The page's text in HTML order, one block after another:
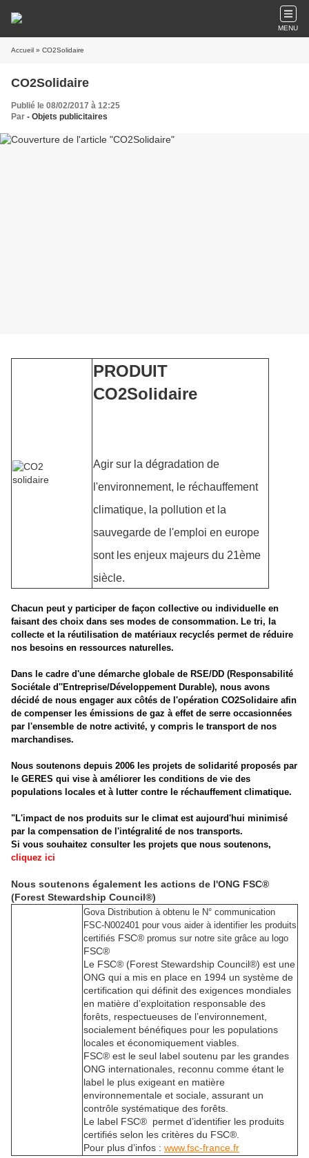
MENU
Accueil » CO2Solidaire
CO2Solidaire
Publié le 08/02/2017 à 12:25
Par - Objets publicitaires
PRODUIT
CO2Solidaire
Agir sur la dégradation de
l'environnement, le réchauffement
climatique, la pollution et la
sauvegarde de l'emploi en europe
sont les enjeux majeurs du 21ème
siècle.
Chacun peut y participer de façon collective ou individuelle en
faisant des choix dans ses modes de consommation. Le tri, la
collecte et la réutilisation de matériaux recyclés permet de réduire
nos besoins en ressources naturelles.
Dans le cadre d'une démarche globale de RSE/DD (Responsabilité
Sociétale d''Entreprise/Développement Durable), nous avons
décidé de nous engager aux côtés de l'opération CO2Solidaire afin
de compenser les émissions de gaz à effet de serre occasionnées
par l'ensemble de notre activité, y compris le transport de nos
marchandises.
Nous soutenons depuis 2006 les projets de solidarité proposés par
le GERES qui vise à améliorer les conditions de vie des
populations locales et à lutter contre le réchauffement climatique.
"L'impact de nos produits sur le climat est aujourd'hui minimisé
par la compensation de l'intégralité de nos transports.
Si vous souhaitez consulter les projets que nous soutenons,
cliquez ici
Nous soutenons également les actions de l'ONG FSC®
(Forest Stewardship Council®)
Gova Distribution à obtenu le N° communication
FSC-N002401 pour vous aider à identifier les produits
certifiés FSC® promus sur notre site grâce au logo
FSC®
Le FSC® (Forest Stewardship Council®) est une
ONG qui a mis en place en 1994 un système de
certification qui définit des exigences mondiales
en matière d’exploitation responsable des
forêts, respectueuses de l’environnement,
socialement bénéfiques pour les populations
locales et économiquement viables.
FSC® est le seul label soutenu par les grandes
ONG internationales, reconnu comme étant le
label le plus exigeant en matière
environnementale et sociale, assurant un
contrôle systématique des forêts.
Le label FSC® permet d’identifier les produits
certifiés selon les critères du FSC®.
Pour plus d’infos : www.fsc-france.fr